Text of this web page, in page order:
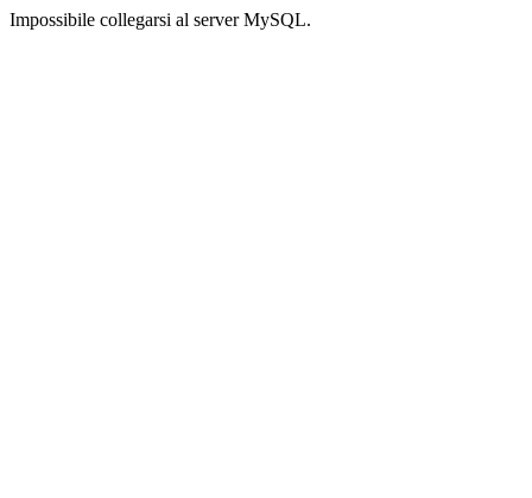
Impossibile collegarsi al server MySQL.